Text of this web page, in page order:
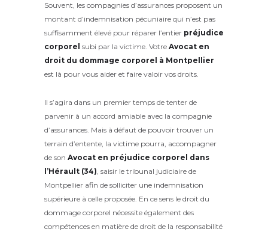
Souvent, les compagnies d’assurances proposent un
montant d’indemnisation pécuniaire qui n’est pas
suffisamment élevé pour réparer l’entier préjudice
corporel subi par la victime. Votre Avocat en
droit du dommage corporel à Montpellier
est là pour vous aider et faire valoir vos droits.
Il s’agira dans un premier temps de tenter de
parvenir à un accord amiable avec la compagnie
d’assurances. Mais à défaut de pouvoir trouver un
terrain d’entente, la victime pourra, accompagner
de son Avocat en préjudice corporel dans
l’Hérault (34), saisir le tribunal judiciaire de
Montpellier afin de solliciter une indemnisation
supérieure à celle proposée. En ce sens le droit du
dommage corporel nécessite également des
compétences en matière de droit de la responsabilité